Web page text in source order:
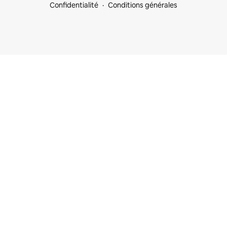
Confidentialité
Conditions générales